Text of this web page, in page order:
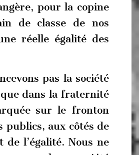
pour la copine
de classe de nos
réelle égalité des
pas la société
dans la fraternité
sur le fronton
publics, aux côtés de
l’égalité. Nous ne